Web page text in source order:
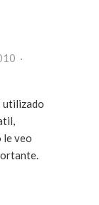
en abril 6, 2010 ·
utilizado
le veo